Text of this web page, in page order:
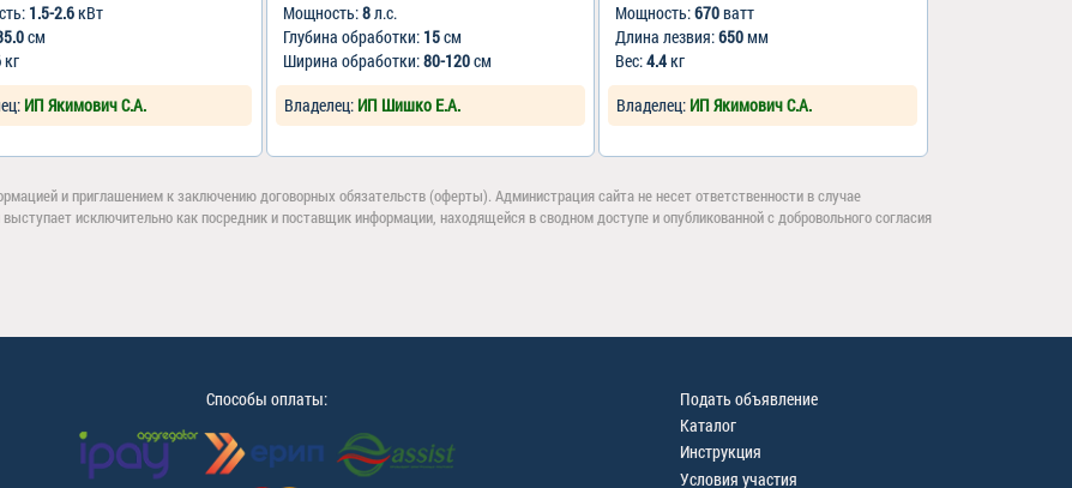
1.5-2.6кВт
см
кг
ИП Якимович С.А.
Мощность:8л.с.
Глубина обработки: 15см
Ширина обработки:80-120см
Владелец: ИП Шишко Е.А.
Мощность:670ватт
Длина лезвия:650мм
Вес:4.4кг
Владелец: ИП Якимович С.А.
и приглашением к заключению договорных обязательств (оферты). Администрация сайта не несет ответственности в случае
исключительно как посредник и поставщик информации, находящейся в сводном доступе и опубликованной с добровольного согласия
Способы оплаты:
Подать объявление
Каталог
Инструкция
Условия участия